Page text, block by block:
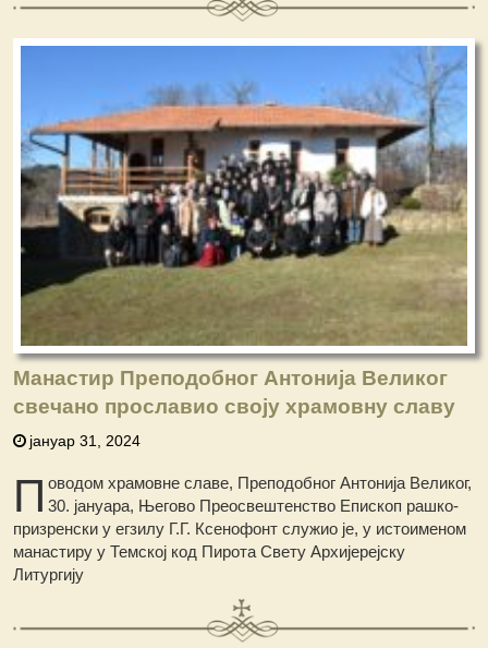
Манастир Преподобног Антонија Великог
свечано прославио своју храмовну славу
јануар 31, 2024
П оводом храмовне славе, Преподобног Антонија Великог,
30. јануара, Његово Преосвештенство Епископ рашко-
призренски у егзилу Г.Г. Ксенофонт служио је, у истоименом
манастиру у Темској код Пирота Свету Архијерејску
Литургију